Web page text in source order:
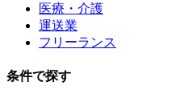
医療・介護
運送業
フリーランス
条件で探す